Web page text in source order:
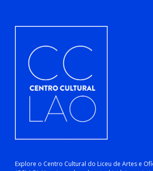
Explore o Centro Cultural do Liceu de Artes e